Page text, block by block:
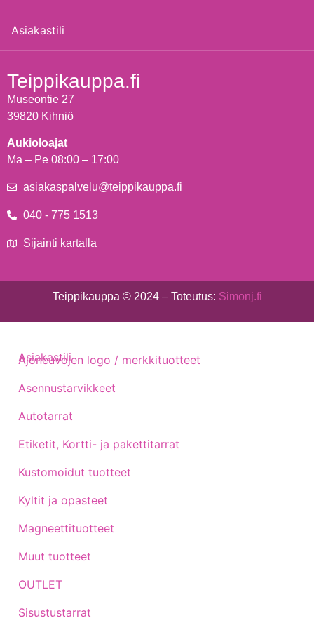
Asiakastili
Teippikauppa.fi
Museontie 27
39820 Kihniö
Aukioloajat
Ma – Pe 08:00 – 17:00
asiakaspalvelu@teippikauppa.fi
040 - 775 1513
Sijainti kartalla
Teippikauppa © 2024 – Toteutus: Simonj.fi
Ajoneuvojen logo / merkkituotteet
Asennustarvikkeet
Autotarrat
Etiketit, Kortti- ja pakettitarrat
Kustomoidut tuotteet
Kyltit ja opasteet
Magneettituotteet
Muut tuotteet
OUTLET
Sisustustarrat
Asiakastili